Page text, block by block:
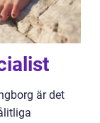
är det